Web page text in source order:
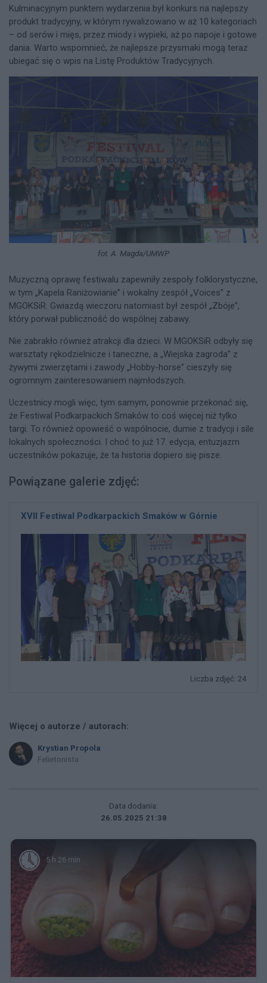
Kulminacyjnym punktem wydarzenia był konkurs na najlepszy
produkt tradycyjny, w którym rywalizowano w aż 10 kategoriach
– od serów i mięs, przez miody i wypieki, aż po napoje i gotowe
dania. Warto wspomnieć, że najlepsze przysmaki mogą teraz
ubiegać się o wpis na Listę Produktów Tradycyjnych.
fot. A. Magda/UMWP
Muzyczną oprawę festiwalu zapewniły zespoły folklorystyczne,
w tym „Kapela Raniżowianie” i wokalny zespół „Voices” z
MGOKSiR. Gwiazdą wieczoru natomiast był zespół „Zbóje”,
który porwał publiczność do wspólnej zabawy.
Nie zabrakło również atrakcji dla dzieci. W MGOKSiR odbyły się
warsztaty rękodzielnicze i taneczne, a „Wiejska zagroda” z
żywymi zwierzętami i zawody „Hobby-horse” cieszyły się
ogromnym zainteresowaniem najmłodszych.
Uczestnicy mogli więc, tym samym, ponownie przekonać się,
że Festiwal Podkarpackich Smaków to coś więcej niż tylko
targi. To również opowieść o wspólnocie, dumie z tradycji i sile
lokalnych społeczności. I choć to już 17. edycja, entuzjazm
uczestników pokazuje, że ta historia dopiero się pisze.
Powiązane galerie zdjęć:
XVII Festiwal Podkarpackich Smaków w Górnie
Liczba zdjęć: 24
Więcej o autorze / autorach:
Krystian Propola
Felietonista
Data dodania:
26.05.2025 21:38
5 h 26 min